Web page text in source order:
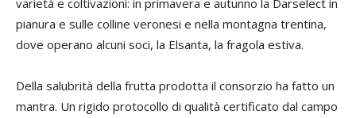
varietà e coltivazioni: in primavera e autunno la Darselect in
pianura e sulle colline veronesi e nella montagna trentina,
dove operano alcuni soci, la Elsanta, la fragola estiva.
Della salubrità della frutta prodotta il consorzio ha fatto un
mantra. Un rigido protocollo di qualità certificato dal campo